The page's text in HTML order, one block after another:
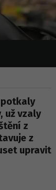
potkaly
už vzaly
z
z
upravit